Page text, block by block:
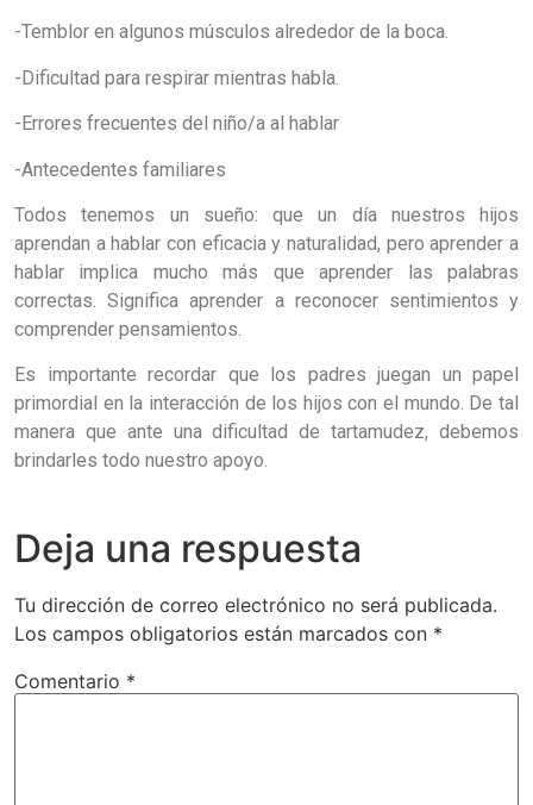
-Temblor en algunos músculos alrededor de la boca.
-Dificultad para respirar mientras habla.
-Errores frecuentes del niño/a al hablar
-Antecedentes familiares
Todos tenemos un sueño: que un día nuestros hijos
aprendan a hablar con eficacia y naturalidad, pero aprender a
hablar implica mucho más que aprender las palabras
correctas. Significa aprender a reconocer sentimientos y
comprender pensamientos.
Es importante recordar que los padres juegan un papel
primordial en la interacción de los hijos con el mundo. De tal
manera que ante una dificultad de tartamudez, debemos
brindarles todo nuestro apoyo.
Deja una respuesta
Tu dirección de correo electrónico no será publicada.
Los campos obligatorios están marcados con *
Comentario *